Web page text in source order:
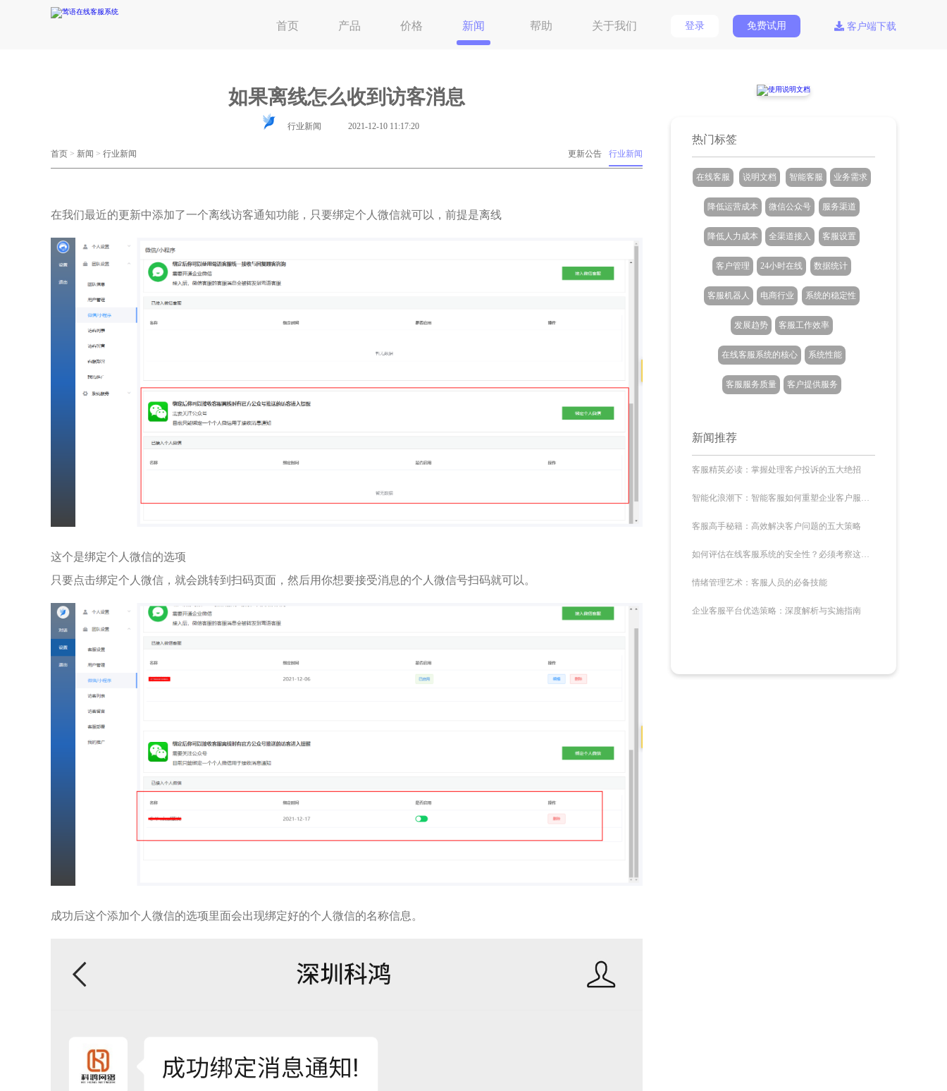
首页 产品 价格 新闻 帮助 关于我们 登录 免费试用 客户端下载
如果离线怎么收到访客消息
行业新闻 2021-12-10 11:17:20
行业新闻
更新公告
首页 > 新闻 > 行业新闻
在我们最近的更新中添加了一个离线访客通知功能，只要绑定个人微信就可以，前提是离线
这个是绑定个人微信的选项
只要点击绑定个人微信，就会跳转到扫码页面，然后用你想要接受消息的个人微信号扫码就可以。
成功后这个添加个人微信的选项里面会出现绑定好的个人微信的名称信息。
热门标签
在线客服 说明文档 智能客服 业务需求
降低运营成本 微信公众号 服务渠道
降低人力成本 全渠道接入 客服设置
客户管理 24小时在线 数据统计
客服机器人 电商行业 系统的稳定性
发展趋势 客服工作效率
在线客服系统的核心 系统性能
客服服务质量 客户提供服务
新闻推荐
客服精英必读：掌握处理客户投诉的五大绝招
智能化浪潮下：智能客服如何重塑企业客户服务新生态
客服高手秘籍：高效解决客户问题的五大策略
如何评估在线客服系统的安全性？必须考察这几个核心维度
情绪管理艺术：客服人员的必备技能
企业客服平台优选策略：深度解析与实施指南